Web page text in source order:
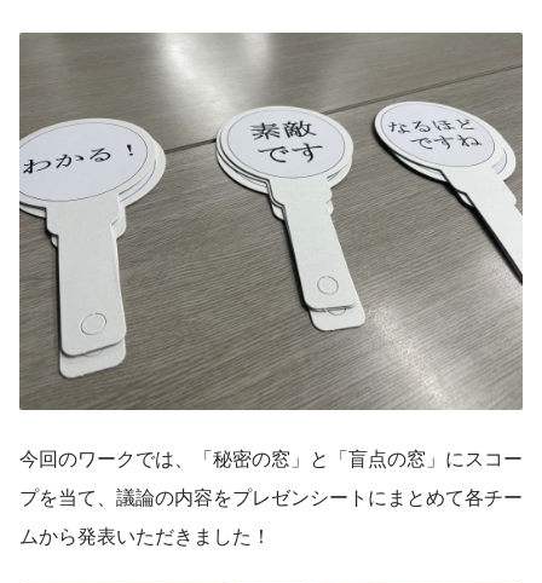
今回のワークでは、「秘密の窓」と「盲点の窓」にスコー
プを当て、議論の内容をプレゼンシートにまとめて各チー
ムから発表いただきました！